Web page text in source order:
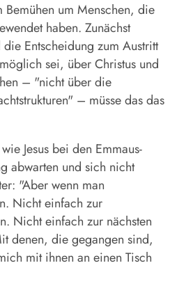
Bemühen um Menschen, die
haben. Zunächst
Entscheidung zum Austritt
sei, über Christus und
– "nicht über die
– müsse das das
Jesus bei den Emmaus-
abwarten und sich nicht
"Aber wenn man
Nicht einfach zur
Nicht einfach zur nächsten
denen, die gegangen sind,
mit ihnen an einen Tisch